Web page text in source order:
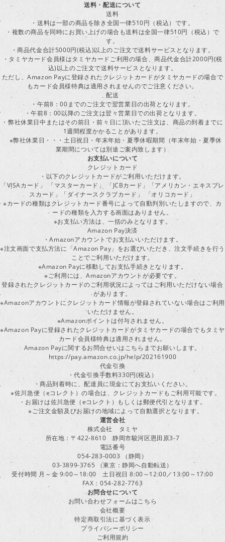
送料・配送について
送料
・送料は一部の商品を除き全国一律510円（税込）です。
・複数の商品を同時にお買い上げの場合も送料は全国一律510円（税込）で
す。
・商品代金合計5000円(税込)以上のご注文で送料サービスとなります。
・タミヤカード会員様はタミヤカードご利用の場合、商品代金合計2000円(税
込)以上のご注文で送料サービスとなります。
ただし、Amazon Payに登録されたクレジットカードがタミヤカードの場合で
もカード会員様特典は適用されませんのでご注意ください。
配送
・午前8：00までのご注文で翌営業日の出荷となります。
・午前8：00以降のご注文は翌々営業日での出荷となります。
・弊社休業日中またはその前日・前々日に頂いたご注文は、商品の到着までに
1週間程度かかることがあります。
※弊社休業日・・・土日祝日・年末年始・夏季休暇期間（年末年始・夏季休
業期間については別途ご案内致します）
お支払いについて
クレジットカード
・以下のクレジットカードがご利用いただけます。
「VISAカード」 「マスターカード」 「JCBカード」「アメリカン・エキスプレ
スカード」「ダイナースクラブカード」 「オリコカード」
※カードの種類はクレジットカード番号によって自動判別いたしますので、カ
ードの種類を入力する画面はありません。
※お支払い方法は、一括のみとなります。
Amazon Pay決済
・Amazonアカウントでお支払いいただけます。
※注文画面で支払方法に「Amazon Pay」をお選びいただき、注文手続きを行う
ことでご利用いただけます。
※Amazon Payに移動してお支払手続きとなります。
※ご利用には、Amazonアカウントが必要です。
登録されたクレジットカードのご利用状況によってはご利用いただけない場合
があります。
※Amazonアカウントにクレジットカード情報が登録されていない場合はご利用
いただけません。
※Amazonポイントは付与されません。
※Amazon Payに登録されたクレジットカードがタミヤカードの場合でもタミヤ
カード会員様特典は適用されません。
Amazon Payに関するお問合せいはこちらまでお願いします。
https://pay.amazon.co.jp/help/202161900
代金引換
・代金引換手数料330円(税込）
・商品到着時に、配達員に現金にてお支払いください。
※佐川急便（eコレクト）の場合は、クレジットカードもご利用可能です。
・お届けは佐川急便（eコレクト）もしくは郵便代引となります。
※ご注文金額及びお届けの地域によって自動選択となります。
運営会社
株式会社 タミヤ
所在地：〒422-8610 静岡市駿河区恩田原3-7
電話番号
054-283-0003 （静岡）
03-3899-3765 （東京：静岡へ自動転送）
受付時間 月～金 9:00～18:00 土日祝日 8:00～12:00／13:00～17:00
FAX：054-282-7763
お問合せについて
お問い合わせフォームはこちら
会社概要
特定商取引法に基づく表示
プライバシーポリシー
ご利用規約